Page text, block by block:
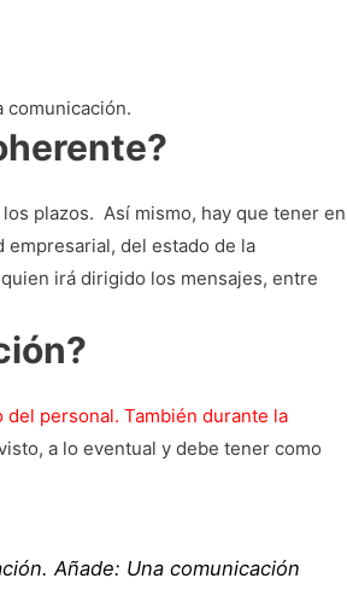
comunicación.
plazos. Así mismo, hay que tener en
del estado de la
irá dirigido los mensajes, entre
del personal. También durante la
a lo eventual y debe tener como
. Añade: Una comunicación